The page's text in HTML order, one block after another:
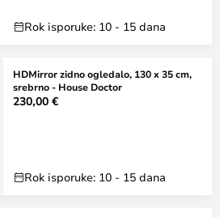
Rok isporuke: 10 - 15 dana
HDMirror zidno ogledalo, 130 x 35 cm,
srebrno - House Doctor
230,00 €
Rok isporuke: 10 - 15 dana